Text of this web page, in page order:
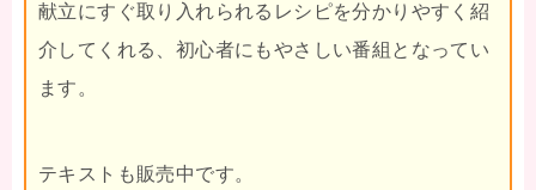
献立にすぐ取り入れられるレシピを分かりやすく紹
介してくれる、初心者にもやさしい番組となってい
ます。
テキストも販売中です。